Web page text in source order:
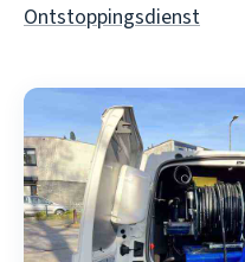
Ontstoppingsdienst